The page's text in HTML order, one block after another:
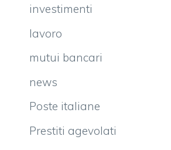
investimenti
lavoro
mutui bancari
news
Poste italiane
Prestiti agevolati